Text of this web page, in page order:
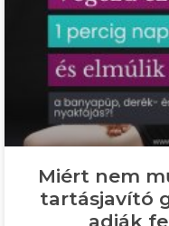
Miért nem
tartásjavító
adják